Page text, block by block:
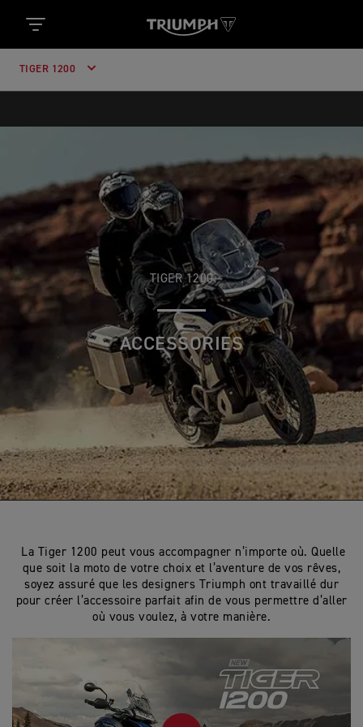
TIGER 1200
TIGER 1200
ACCESSORIES
La Tiger 1200 peut vous accompagner n’importe où.Quelle
que soit la moto de votre choix et l’aventure de vos rêves,
soyez assuré que les designers Triumph ont travaillé dur
pour créer l’accessoire parfait afin de vous permettre d’aller
où vous voulez, à votre manière.